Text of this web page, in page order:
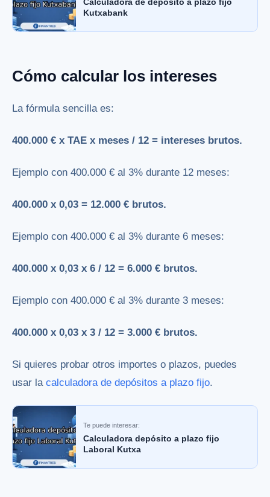
Kutxabank
Cómo calcular los intereses
La fórmula sencilla es:
400.000 € x TAE x meses / 12 = intereses brutos.
Ejemplo con 400.000 € al 3% durante 12 meses:
400.000 x 0,03 = 12.000 € brutos.
Ejemplo con 400.000 € al 3% durante 6 meses:
400.000 x 0,03 x 6 / 12 = 6.000 € brutos.
Ejemplo con 400.000 € al 3% durante 3 meses:
400.000 x 0,03 x 3 / 12 = 3.000 € brutos.
Si quieres probar otros importes o plazos, puedes
usar la calculadora de depósitos a plazo fijo.
Te puede interesar:
Calculadora depósito a plazo fijo
Laboral Kutxa